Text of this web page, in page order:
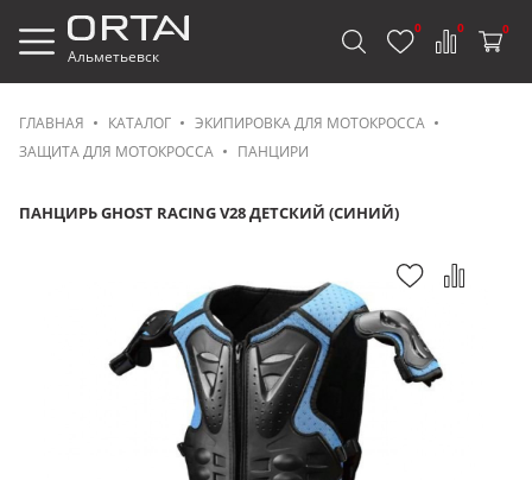
Альметьевск
0 0 0
ГЛАВНАЯ КАТАЛОГ
ЭКИПИРОВКА ДЛЯ МОТОКРОССА
ЗАЩИТА ДЛЯ МОТОКРОССА
ПАНЦИРИ
ПАНЦИРЬ GHOST RACING V28 ДЕТСКИЙ (СИНИЙ)